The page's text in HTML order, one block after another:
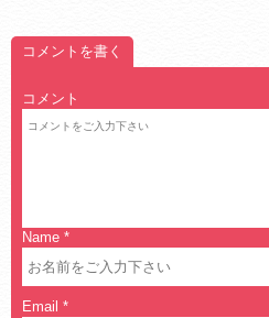
コメントを書く
コメント
Name *
Email *